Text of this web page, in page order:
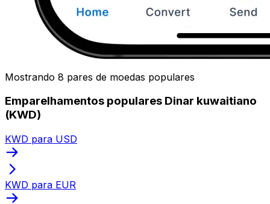
Mostrando 8 pares de moedas populares
Emparelhamentos populares Dinar kuwaitiano
(KWD)
KWD para USD
KWD para EUR